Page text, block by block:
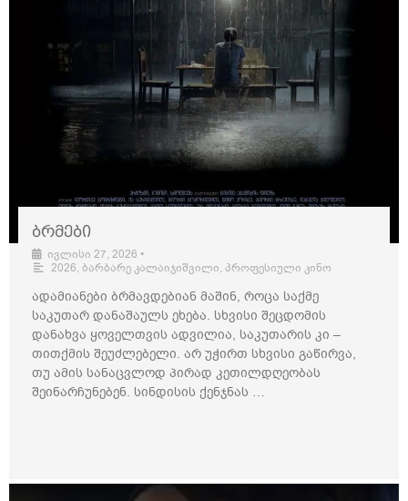
ბრმები
ივლისი 27, 2026 •
2026, ბარბარე კალაიჯიშვილი, პროფესიული კინო
ადამიანები ბრმავდებიან მაშინ, როცა საქმე
საკუთარ დანაშაულს ეხება. სხვისი შეცდომის
დანახვა ყოველთვის ადვილია, საკუთარის კი –
თითქმის შეუძლებელი. არ უჭირთ სხვისი გაწირვა,
თუ ამის სანაცვლოდ პირად კეთილდღეობას
შეინარჩუნებენ. სინდისის ქენჯნას …